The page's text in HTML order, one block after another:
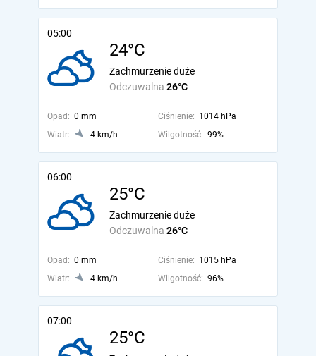
05:00
24°C
Odczuwalna 26°C
Zachmurzenie duże
Opad: 0 mm Ciśnienie: 1014 hPa
Wiatr:
4 km/h Wilgotność: 99%
06:00
25°C
Odczuwalna 26°C
Zachmurzenie duże
Opad: 0 mm Ciśnienie: 1015 hPa
Wiatr:
4 km/h Wilgotność: 96%
07:00
25°C